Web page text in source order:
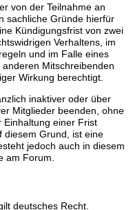
von der Teilnahme an
sachliche Gründe hierfür
Kündigungsfrist von zwei
Verhaltens, im
und im Falle eines
Mitschreibenden
Wirkung berechtigt.
inaktiver oder über
Mitglieder beenden, ohne
Einhaltung einer Frist
diesem Grund, ist eine
jedoch auch in diesem
am Forum.
deutsches Recht.